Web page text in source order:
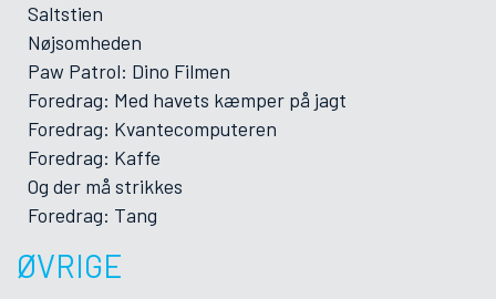
Saltstien
Nøjsomheden
Paw Patrol: Dino Filmen
Foredrag: Med havets kæmper på jagt
Foredrag: Kvantecomputeren
Foredrag: Kaffe
Og der må strikkes
Foredrag: Tang
ØVRIGE